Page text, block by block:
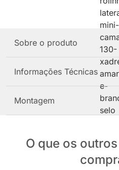
Sobre o produto
Informações Técnicas
Montagem
O que os